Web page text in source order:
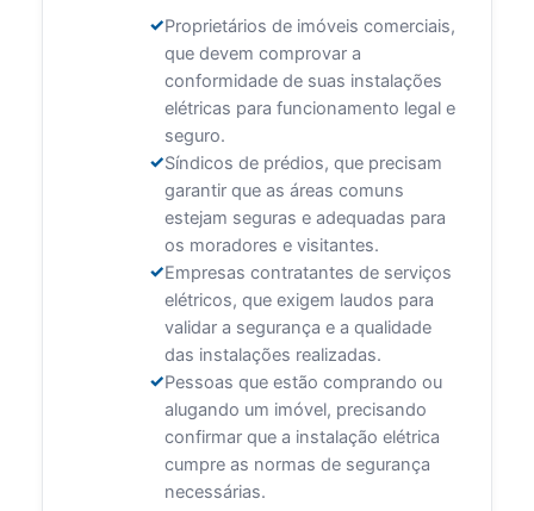
Proprietários de imóveis comerciais,
que devem comprovar a
conformidade de suas instalações
elétricas para funcionamento legal e
seguro.
Síndicos de prédios, que precisam
garantir que as áreas comuns
estejam seguras e adequadas para
os moradores e visitantes.
Empresas contratantes de serviços
elétricos, que exigem laudos para
validar a segurança e a qualidade
das instalações realizadas.
Pessoas que estão comprando ou
alugando um imóvel, precisando
confirmar que a instalação elétrica
cumpre as normas de segurança
necessárias.